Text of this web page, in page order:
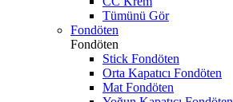
Tümünü Gör
Fondöten
Fondöten
Stick Fondöten
Orta Kapatıcı Fondöten
Mat Fondöten